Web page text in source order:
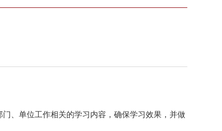
、单位工作相关的学习内容，确保学习效果，并做